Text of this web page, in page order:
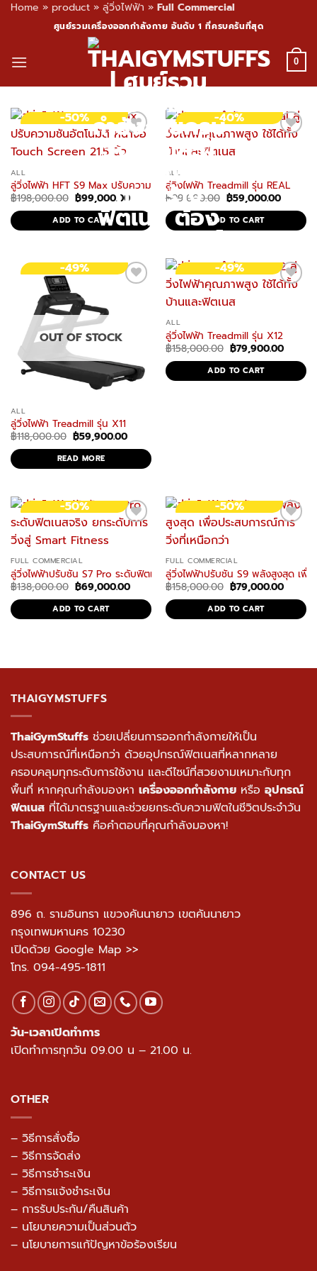
Home » product » ลู่วิ่งไฟฟ้า » Full Commercial
content
ศูนย์รวมเครื่องออกกำลังกาย อันดับ 1 ที่ครบครันที่สุด
0
-50%
ALL
ลู่วิ่งไฟฟ้า HFT S9 Max ปรับความชันอัตโนมัติ หน้าจอ Touch Screen
฿198,000.00 Original
price
was:
฿198,000.00.
฿99,000.00Current
price
is:
฿99,000.00.
ADD TO CART
-40%
ALL
ลู่วิ่งไฟฟ้า Treadmill รุ่น REAL
฿99,000.00 Original
price
was:
฿99,000.00.
฿59,000.00Current
price
฿
ADD TO CART
-49%
OUT OF STOCK
ALL
ลู่วิ่งไฟฟ้า Treadmill รุ่น X11
฿118,000.00 Original
price
was:
฿118,000.00.
฿59,900.00Current
price
฿59,900.00.
READ MORE
-49%
ALL
ลู่วิ่งไฟฟ้า Treadmill รุ่น X12
฿158,000.00 Original
price
was:
฿158,000.00.
฿79,900.00Current
฿
ADD TO CART
-50%
FULL COMMERCIAL
ลู่วิ่งไฟฟ้าปรับชัน S7 Pro ระดับฟิตเนสจริง ยกระดับการวิ่งสู่ Smart Fitness
฿138,000.00 Original
price
was:
฿138,000.00.
฿69,000.00Current
฿69,000.00.
ADD TO CART
-50%
FULL COMMERCIAL
ลู่วิ่งไฟฟ้าปรับชัน S9 พลังสูงสุด เพื่อ
฿158,000.00 Original
price
was:
฿158,000.00.
฿79,000.00Current
฿
ADD TO CART
THAIGYMSTUFFS
ThaiGymStuffs ช่วยเปลี่ยนการออกกำลังกายให้เป็น
ประสบการณ์ที่เหนือกว่า ด้วยอุปกรณ์ฟิตเนสที่หลากหลาย
ครอบคลุมทุกระดับการใช้งาน และดีไซน์ที่สวยงามเหมาะกับทุก
พื้นที่ หากคุณกำลังมองหา เครื่องออกกำลังกาย หรือ อุปกรณ์
ฟิตเนส ที่ได้มาตรฐานและช่วยยกระดับความฟิตในชีวิตประจำวัน
ThaiGymStuffs คือคำตอบที่คุณกำลังมองหา!
CONTACT US
896 ถ. รามอินทรา แขวงคันนายาว เขตคันนายาว
กรุงเทพมหานคร 10230
เปิดด้วย Google Map >>
โทร. 094-495-1811
วัน-เวลาเปิดทำการ
เปิดทำการทุกวัน 09.00 น – 21.00 น.
OTHER
– วิธีการสั่งซื้อ
– วิธีการจัดส่ง
– วิธีการชำระเงิน
– วิธีการแจ้งชำระเงิน
– การรับประกัน/คืนสินค้า
– นโยบายความเป็นส่วนตัว
– นโยบายการแก้ปัญหาข้อร้องเรียน